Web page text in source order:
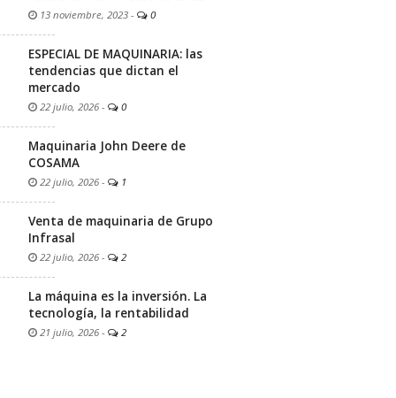
13 noviembre, 2023 - 0
ESPECIAL DE MAQUINARIA: las
tendencias que dictan el
mercado
22 julio, 2026 - 0
Maquinaria John Deere de
COSAMA
22 julio, 2026 - 1
Venta de maquinaria de Grupo
Infrasal
22 julio, 2026 - 2
La máquina es la inversión. La
tecnología, la rentabilidad
21 julio, 2026 - 2